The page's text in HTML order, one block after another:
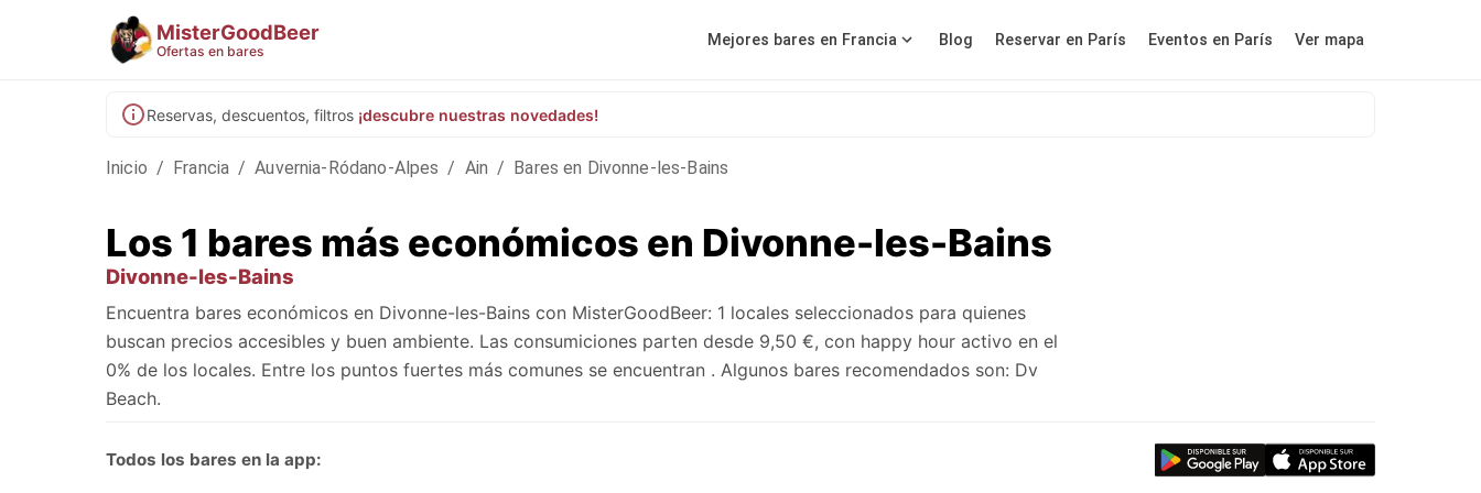
MisterGoodBeer
Ofertas en bares
Mejores bares en Francia Blog Reservar en París Eventos en París Ver mapa
Reservas, descuentos, filtros ¡descubre nuestras novedades!
Inicio / Francia / Auvernia-Ródano-Alpes / Ain / Bares en Divonne-les-Bains
Los 1 bares más económicos en Divonne-les-Bains
Divonne-les-Bains
Encuentra bares económicos en Divonne-les-Bains con MisterGoodBeer: 1 locales seleccionados para quienes
buscan precios accesibles y buen ambiente. Las consumiciones parten desde 9,50 €, con happy hour activo en el
0% de los locales. Entre los puntos fuertes más comunes se encuentran . Algunos bares recomendados son: Dv
Beach.
Todos los bares en la app: